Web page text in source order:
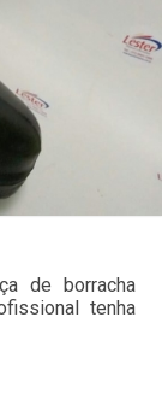
de borracha
tenha